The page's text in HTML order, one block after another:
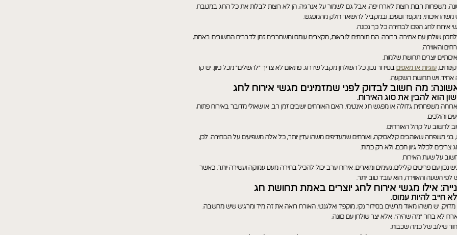
משפחות רבות רוצות לארח יפה, אבל גם לשמור על אנרגיה. הן לא רוצות לבלות את כל החג במטבח.
משהו איכותי, מוקפד וטעים, ובמקביל להישאר חלק מהמפגש.
אירוח לחג הפכו לבחירה כל כך נכונה.
שולחן עם אמירה ברורה. הם תורמים לנראות, מקצרים עומס ומשחררים זמן לדברים החשובים באמת,
והאווירה.
יוצרים תחושת שלמות.
עוגיות או מאפיםבסידור נכון, כל השולחן מקבל שדרוג. פתאום לא צריך "להשלים" מכל כיוון. יש קו
אחיד. ויש תחושת השקעה.
מה חשוב לבדוק לפני שמזמינים מגשי אירוח לחג
הוא להבין את סוג האירוח.
משפחתית גדולה או מפגש חג אינטימי. האם האורחים יושבים זמן רב. או שאולי מדובר באירוח פתוח,
והולכים.
לחשוב על קהל האורחים.
בני משפחה שאוהבים קלאסיקה, ואורחים שמעדיפים משהו עדין יותר, כל אלה משפיעים על הבחירה. לכן,
צריכים לכלול גיוון חכם, ולא רק כמות.
על שעת האירוח.
נכון עם פריטים קלילים, נעימים ומוארים. אירוח ערב יכול להכיל בחירה מעט עמוקה ועשירה יותר. כאשר
לפי השעה והאווירה, הוא עובד טוב יותר.
אילו מגשי אירוח לחג יוצרים באמת תחושת חג
חייב להיות עמוס.
מדויק. יש משהו מאוד מרשים בסידור נקי, מוקפד ואלגנטי. האורח רואה את זה מיד ומרגיש שיש מחשבה.
לא בחר "מה שהיה", אלא יצר שולחן עם כוונה.
שילוב של כמה שכבות.